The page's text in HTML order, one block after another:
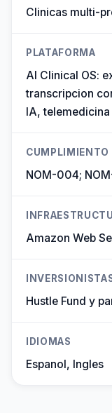
Clinicas multi-
PLATAFORMA
AI Clinical OS:
transcripcion
IA, telemedicina
CUMPLIMIENTO
NOM-004;
Amazon Web
Hustle Fund y
IDIOMAS
Espanol, Ingles